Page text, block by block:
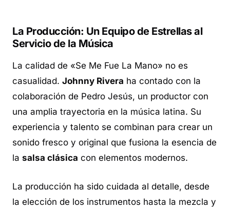
La Producción: Un Equipo de Estrellas al
Servicio de la Música
La calidad de «Se Me Fue La Mano» no es
casualidad. Johnny Rivera ha contado con la
colaboración de Pedro Jesús, un productor con
una amplia trayectoria en la música latina. Su
experiencia y talento se combinan para crear un
sonido fresco y original que fusiona la esencia de
la salsa clásica con elementos modernos.
La producción ha sido cuidada al detalle, desde
la elección de los instrumentos hasta la mezcla y